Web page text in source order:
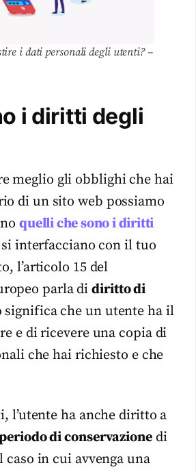
i dati personali degli utenti? –
i diritti degli
meglio gli obblighi che hai
di un sito web possiamo
quelli che sono i diritti
interfacciano con il tuo
l’articolo 15 del
parla didiritto di
significa che un utente ha il
e di ricevere una copia di
che hai richiesto e che
l’utente ha anche diritto a
di conservazionedi
caso in cui avvenga una